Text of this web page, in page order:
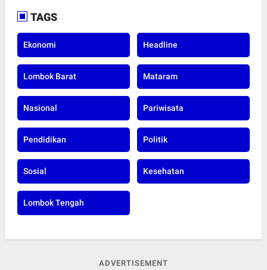
TAGS
Ekonomi Headline
Lombok Barat Mataram
Nasional Pariwisata
Pendidikan Politik
Sosial Kesehatan
Lombok Tengah
ADVERTISEMENT